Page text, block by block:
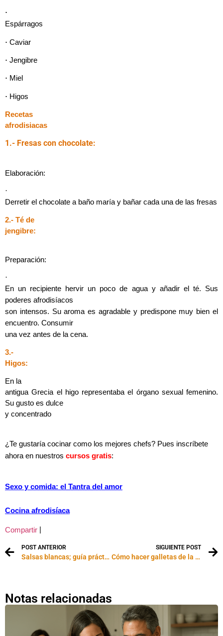
·
Espárragos
· Caviar
· Jengibre
· Miel
· Higos
Recetas
afrodisiacas
1.- Fresas con chocolate:
Elaboración:
·
Derretir el chocolate a baño maría y bañar cada una de las fresas
2.- Té de
jengibre:
Preparación:
·
En un recipiente hervir un poco de agua y añadir el té. Sus
poderes afrodisíacos
son intensos. Su aroma es agradable y predispone muy bien el
encuentro. Consumir
una vez antes de la cena.
3.-
Higos:
En la
antigua Grecia el higo representaba el órgano sexual femenino.
Su gusto es dulce
y concentrado
¿Te gustaría cocinar como los mejores chefs? Pues inscríbete
ahora en nuestros cursos gratis:
Sexo y comida: el Tantra del amor
Cocina afrodisíaca
Compartir |
POST ANTERIOR
Salsas blancas; guía práctica
SIGUIENTE POST
Cómo hacer galletas de la fortuna
Notas relacionadas